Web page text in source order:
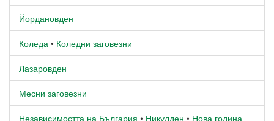
Йордановден
Коледа • Коледни заговезни
Лазаровден
Месни заговезни
Независимостта на България • Никулден • Нова година